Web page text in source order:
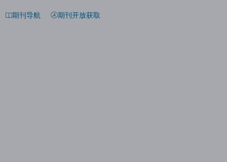
期刊导航 期刊开放获取